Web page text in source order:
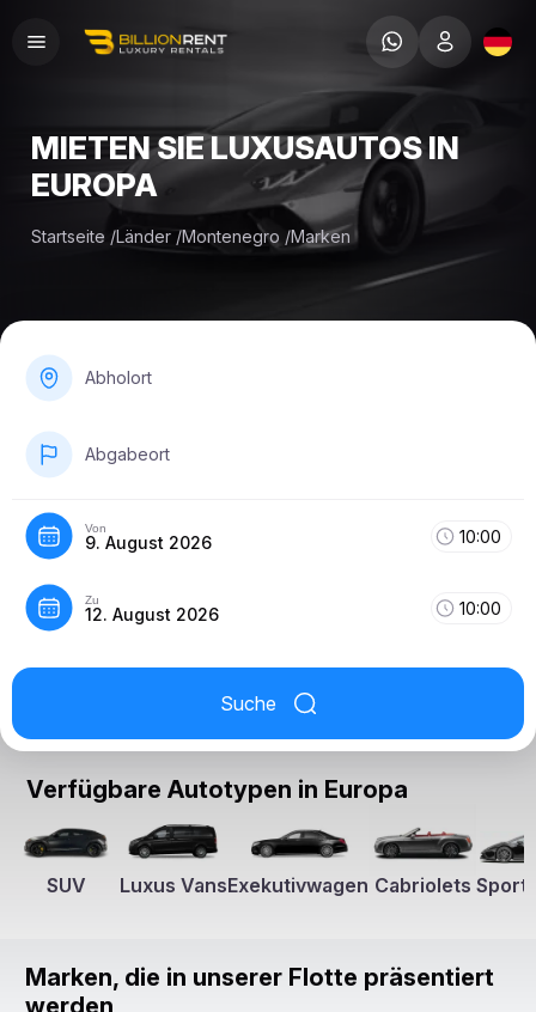
MIETEN SIE LUXUSAUTOS IN
EUROPA
Startseite /Länder /Montenegro /Marken
Abholort
Abgabeort
Von
9. August 2026 10:00
Zu
12. August 2026 10:00
Suche
Verfügbare Autotypen in Europa
SUV Luxus VansExekutivwagen Cabriolets
Marken, die in unserer Flotte präsentiert
werden